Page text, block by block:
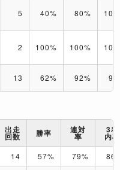
5 40% 80%
2 100% 100%
13 62% 92%
出走
回数 勝率 連対
率
3着
内率
14 57% 79%